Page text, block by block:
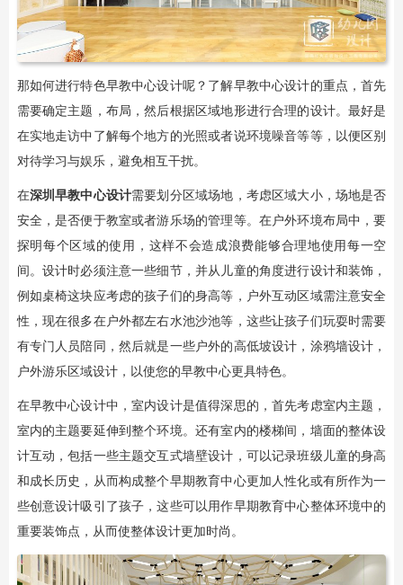
那如何进行特色早教中心设计呢？了解早教中心设计的重点，首先
需要确定主题，布局，然后根据区域地形进行合理的设计。最好是
在实地走访中了解每个地方的光照或者说环境噪音等等，以便区别
对待学习与娱乐，避免相互干扰。
在深圳早教中心设计需要划分区域场地，考虑区域大小，场地是否
安全，是否便于教室或者游乐场的管理等。在户外环境布局中，要
探明每个区域的使用，这样不会造成浪费能够合理地使用每一空
间。设计时必须注意一些细节，并从儿童的角度进行设计和装饰，
例如桌椅这块应考虑的孩子们的身高等，户外互动区域需注意安全
性，现在很多在户外都左右水池沙池等，这些让孩子们玩耍时需要
有专门人员陪同，然后就是一些户外的高低坡设计，涂鸦墙设计，
户外游乐区域设计，以使您的早教中心更具特色。
在早教中心设计中，室内设计是值得深思的，首先考虑室内主题，
室内的主题要延伸到整个环境。还有室内的楼梯间，墙面的整体设
计互动，包括一些主题交互式墙壁设计，可以记录班级儿童的身高
和成长历史，从而构成整个早期教育中心更加人性化或有所作为一
些创意设计吸引了孩子，这些可以用作早期教育中心整体环境中的
重要装饰点，从而使整体设计更加时尚。